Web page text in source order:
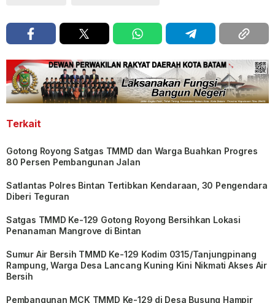
Terkait
Gotong Royong Satgas TMMD dan Warga Buahkan Progres
80 Persen Pembangunan Jalan
Satlantas Polres Bintan Tertibkan Kendaraan, 30 Pengendara
Diberi Teguran
Satgas TMMD Ke-129 Gotong Royong Bersihkan Lokasi
Penanaman Mangrove di Bintan
Sumur Air Bersih TMMD Ke-129 Kodim 0315/Tanjungpinang
Rampung, Warga Desa Lancang Kuning Kini Nikmati Akses Air
Bersih
Pembangunan MCK TMMD Ke-129 di Desa Busung Hampir